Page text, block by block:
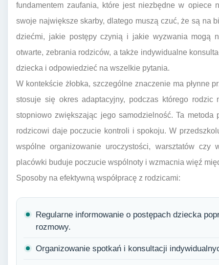
fundamentem zaufania, które jest niezbędne w opiece
swoje największe skarby, dlatego muszą czuć, że są na
dziećmi, jakie postępy czynią i jakie wyzwania mogą
otwarte, zebrania rodziców, a także indywidualne
dziecka i odpowiedzieć na wszelkie pytania.
W kontekście żłobka, szczególne znaczenie ma płynne
stosuje się okres adaptacyjny, podczas którego
stopniowo zwiększając jego samodzielność. Ta
rodzicowi daje poczucie kontroli i spokoju. W
wspólne organizowanie uroczystości, warsztatów czy
placówki buduje poczucie wspólnoty i wzmacnia więź
Sposoby na efektywną współpracę z rodzicami:
Regularne informowanie o postępach dziecka
rozmowy.
Organizowanie spotkań i konsultacji